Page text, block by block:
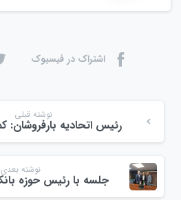
اشتراک در فیسبوک
نوشته قبلی
نوشته بعدی